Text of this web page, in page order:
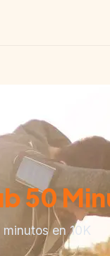
50
en 10K